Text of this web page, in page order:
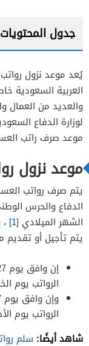
جدول المحتويات
يُعد موعد نزول
العربية السعودية
والعديد من العمال
لوزارة الدفاع
موعد صرف راتب
موعد نزول
يتم صرف رواتب
الشهر الميلادي [1]
يتم تأجيل أو تقديم
الرواتب يوم
الرواتب يوم
شاهد أيضًا: سلم